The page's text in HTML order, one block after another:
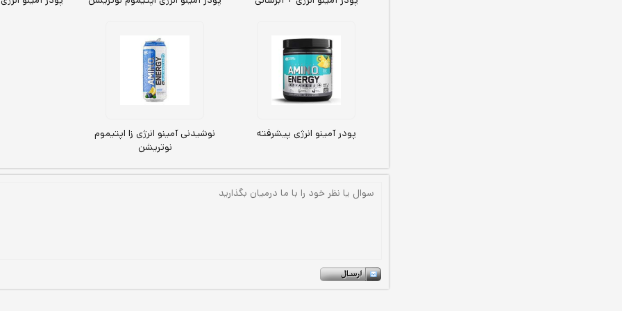
پودر آمینو انرژی پیشرفته
نوشیدنی آمینو انرژی زا اپتیموم
نوتریشن